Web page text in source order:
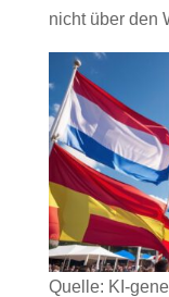
nicht über den
Quelle: KI-